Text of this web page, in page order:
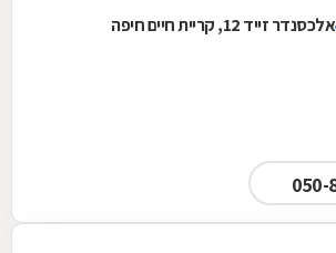
אלכסנדר זייד 12, קריית חיים חיפה